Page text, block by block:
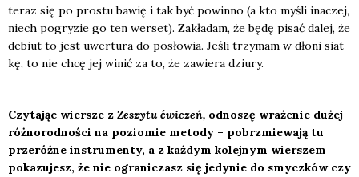
teraz się po pro­stu bawię i tak być powin­no (a kto myśli ina­czej,
niech pogry­zie go ten wer­set). Zakła­dam, że będę pisać dalej, że
debiut to jest uwer­tu­ra do posło­wia. Jeśli trzy­mam w dło­ni siat­
kę, to nie chcę jej winić za to, że zawie­ra dziu­ry.
Czy­ta­jąc wier­sze z Zeszy­tu ćwi­czeń, odno­szę wra­że­nie dużej
róż­no­rod­no­ści na pozio­mie meto­dy – pobrzmie­wa­ją tu
prze­róż­ne instru­men­ty, a z każ­dym kolej­nym wier­szem
poka­zu­jesz, że nie ogra­ni­czasz się jedy­nie do smycz­ków czy